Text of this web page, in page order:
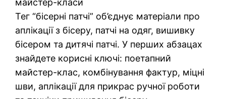
майстер-класи
Тег “бісерні патчі” об’єднує матеріали про
аплікації з бісеру, патчі на одяг, вишивку
бісером та дитячі патчі. У перших абзацах
знайдете корисні ключі: поетапний
майстер-клас, комбінування фактур, міцні
шви, аплікації для прикрас ручної роботи